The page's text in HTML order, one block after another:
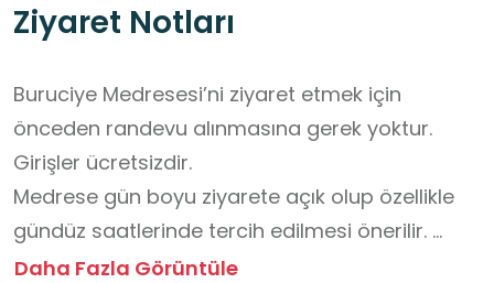
Ziyaret Notları
Buruciye Medresesi’ni ziyaret etmek için
önceden randevu alınmasına gerek yoktur.
Girişler ücretsizdir.
Medrese gün boyu ziyarete açık olup özellikle
gündüz saatlerinde tercih edilmesi önerilir.
Medrese içerisinde yiyecek–içecek servisi
Daha Fazla Görüntüle